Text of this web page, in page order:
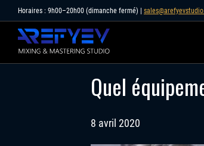
to
content
Horaires : 9h00–20h00 (dimanche fermé) |
Quel
8 avril 2020